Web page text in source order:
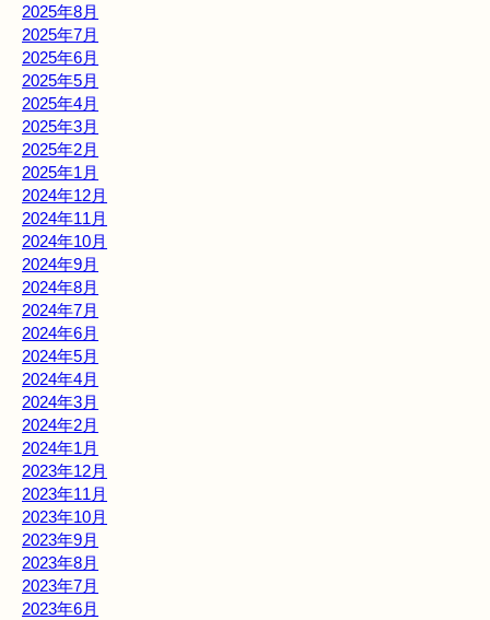
2025年8月
2025年7月
2025年6月
2025年5月
2025年4月
2025年3月
2025年2月
2025年1月
2024年12月
2024年11月
2024年10月
2024年9月
2024年8月
2024年7月
2024年6月
2024年5月
2024年4月
2024年3月
2024年2月
2024年1月
2023年12月
2023年11月
2023年10月
2023年9月
2023年8月
2023年7月
2023年6月